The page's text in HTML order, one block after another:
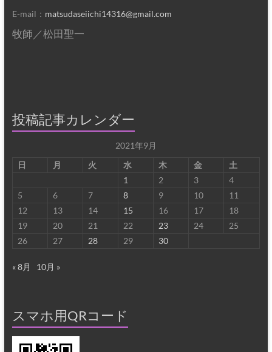
E-mail： matsudaseiichi14316@gmail.com
牧師／松田聖一
投稿記事カレンダー
2021年9月
日
月 火 水 木 金
土
1
2 3
4
5
6 7 8 9 10
11
12
13 14 15 16 17
18
19
20 21 22 23 24
25
26
27 28 29 30
« 8月 10月 »
スマホ用QRコード